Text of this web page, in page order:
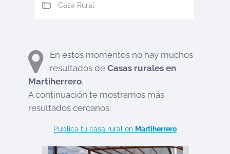
Casa Rural
En estos momentos no hay muchos
resultados de Casas rurales en
Martiherrero.
A continuación te mostramos más
resultados cercanos:
Publica tu casa rural en Martiherrero